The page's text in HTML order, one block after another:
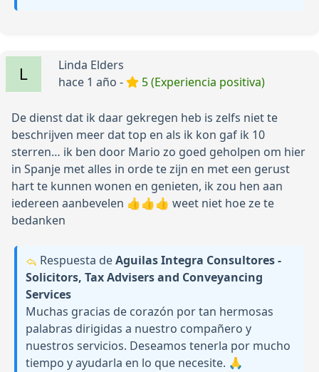
Linda Elders
hace 1 año -
5 (Experiencia positiva)
De dienst dat ik daar gekregen heb is zelfs niet te
beschrijven meer dat top en als ik kon gaf ik 10
sterren… ik ben door Mario zo goed geholpen om hier
in Spanje met alles in orde te zijn en met een gerust
hart te kunnen wonen en genieten, ik zou hen aan
iedereen aanbevelen 👍👍👍 weet niet hoe ze te
bedanken
Respuesta deAguilas Integra Consultores -
Solicitors, Tax Advisers and Conveyancing
Services
Muchas gracias de corazón por tan hermosas
palabras dirigidas a nuestro compañero y
nuestros servicios. Deseamos tenerla por mucho
tiempo y ayudarla en lo que necesite. 🙏